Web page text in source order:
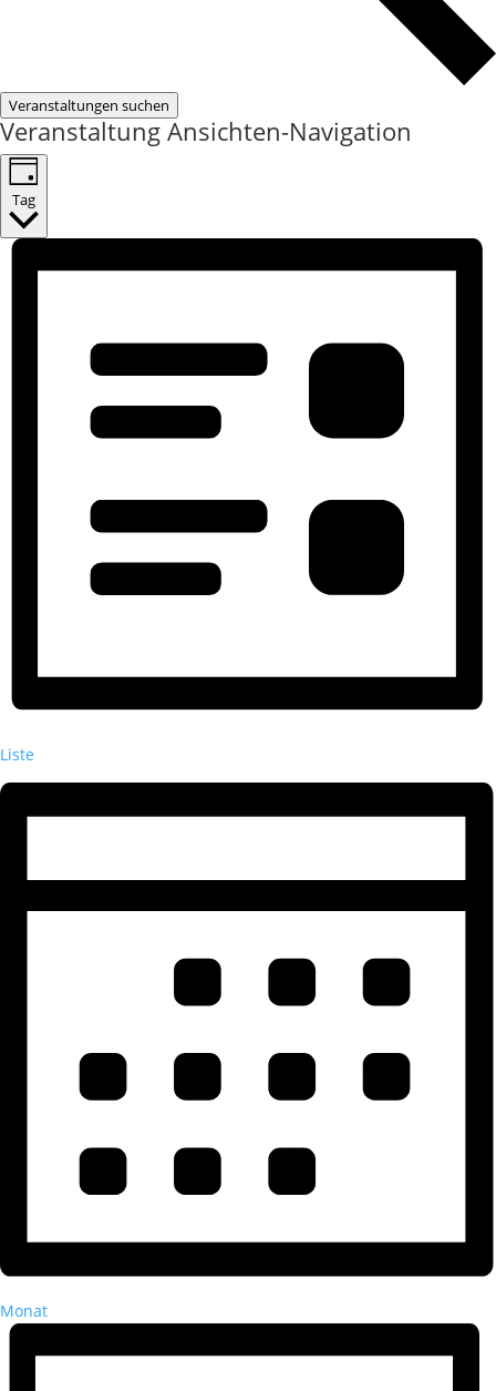
Veranstaltungen suchen
Veranstaltung Ansichten-Navigation
Tag
Liste
Monat